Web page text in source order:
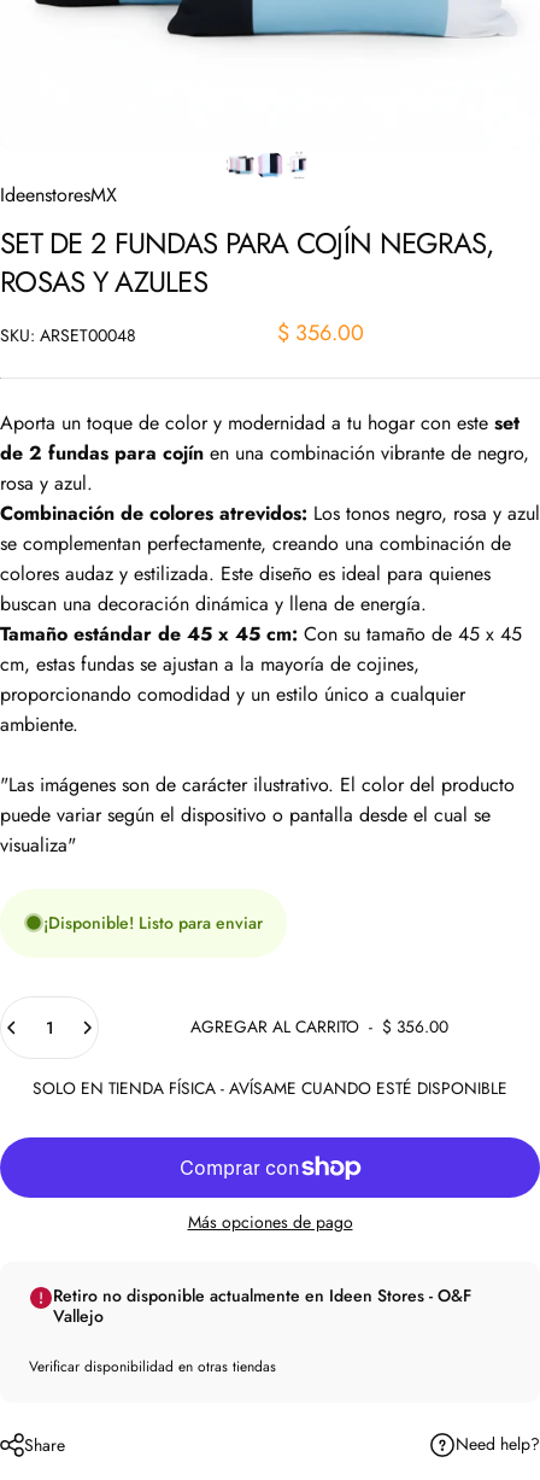
IdeenstoresMX
SET DE 2 FUNDAS PARA COJÍN NEGRAS,
ROSAS YAZULES
SKU: ARSET00048 $ 356.00
Aporta un toque de color y modernidad a tu hogar con este set
de 2 fundas para cojín en una combinación vibrante de negro,
rosa y azul.
Combinación de colores atrevidos: Los tonos negro, rosa y azul
se complementan perfectamente, creando una combinación de
colores audaz y estilizada. Este diseño es ideal para quienes
buscan una decoración dinámica y llena de energía.
Tamaño estándar de 45 x 45 cm: Con su tamaño de 45 x 45
cm, estas fundas se ajustan a la mayoría de cojines,
proporcionando comodidad y un estilo único a cualquier
ambiente.
"Las imágenes son de carácter ilustrativo. El color del producto
puede variar según el dispositivo o pantalla desde el cual se
visualiza"
¡Disponible! Listo para enviar
Cantidad
AGREGAR AL CARRITO - $ 356.00
SOLO EN TIENDA FÍSICA - AVÍSAME CUANDO ESTÉ DISPONIBLE
Más opciones de pago
Retiro no disponible actualmente en Ideen Stores - O&F
Vallejo
Verificar disponibilidad en otras tiendas
Share Need help?